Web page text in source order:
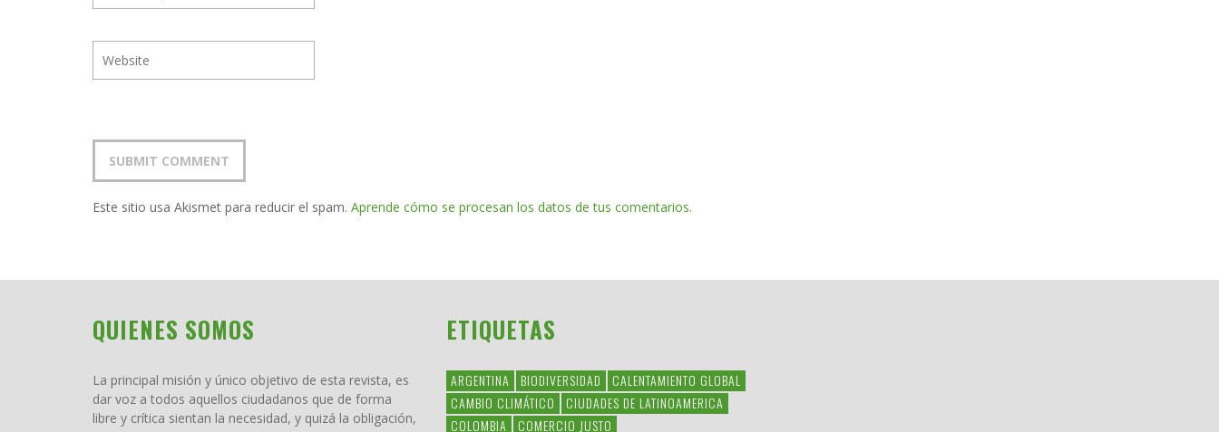
Este sitio usa Akismet para reducir el spam. Aprende cómo se procesan los datos de tus comentarios.
QUIENES SOMOS
La principal misión y único objetivo de esta revista, es
dar voz a todos aquellos ciudadanos que de forma
libre y crítica sientan la necesidad, y quizá la obligación,
ETIQUETAS
ARGENTINA BIODIVERSIDAD
CALENTAMIENTO GLOBAL
CAMBIO CLIMÁTICO
CIUDADES DE LATINOAMERICA
COLOMBIA
COMERCIO JUSTO